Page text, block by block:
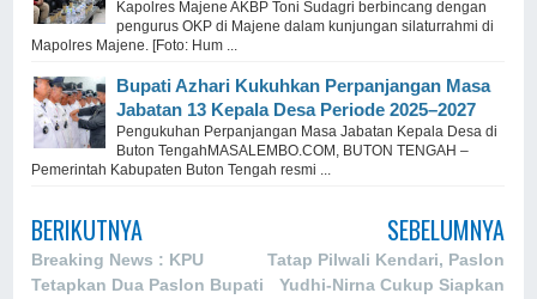
Kapolres Majene AKBP Toni Sudagri berbincang dengan
pengurus OKP di Majene dalam kunjungan silaturrahmi di
Mapolres Majene. [Foto: Hum ...
Bupati Azhari Kukuhkan Perpanjangan Masa
Jabatan 13 Kepala Desa Periode 2025–2027
Pengukuhan Perpanjangan Masa Jabatan Kepala Desa di
Buton TengahMASALEMBO.COM, BUTON TENGAH –
Pemerintah Kabupaten Buton Tengah resmi ...
BERIKUTNYA
Breaking News : KPU
Tetapkan Dua Paslon Bupati
SEBELUMNYA
Tatap Pilwali Kendari, Paslon
Yudhi-Nirna Cukup Siapkan